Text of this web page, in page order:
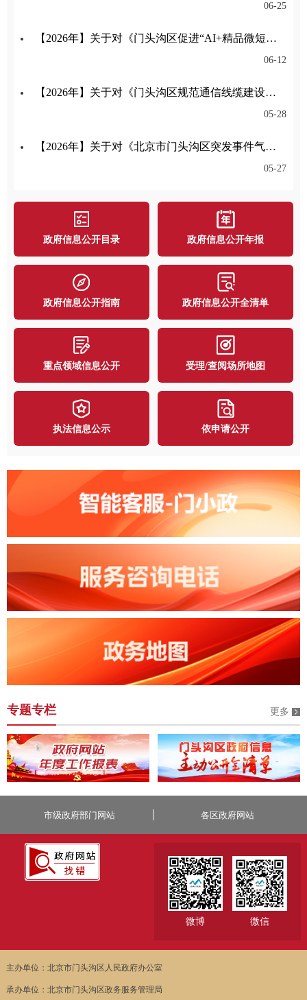
06-25
【2026年】关于对《门头沟区促进“AI+精品微短剧（动漫剧）”产业高质量发展的意见》公开征集意见的公告
06-12
【2026年】关于对《门头沟区规范通信线缆建设管理办法征求意见稿》公开征集意见的公告
05-28
【2026年】关于对《北京市门头沟区突发事件气象应急保障预案》公开征集意见的公告
05-27
政府信息公开目录 政府信息公开年报
政府信息公开指南 政府信息公开全清单
重点领域信息公开 受理/查阅场所地图
执法信息公示 依申请公开
专题专栏 更多
市级政府部门网站 各区政府网站
微博 微信
主办单位：北京市门头沟区人民政府办公室
承办单位：北京市门头沟区政务服务管理局